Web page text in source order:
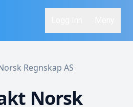
Regnskap AS
Norsk